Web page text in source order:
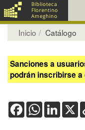
Inicio Catálogo
Sanciones a
podrán inscribirse
FacebookWhatsAppX